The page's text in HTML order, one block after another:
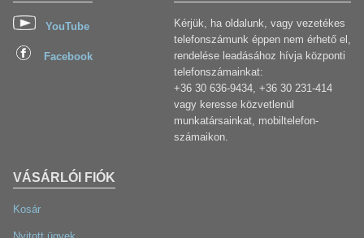
VÁSÁRLÓI FIÓK
Kosár
YouTube
Facebook
Kérjük, ha oldalunk, vagy vezetékes
telefonszámunk éppen nem érhető el,
rendelése leadásához hívja központi
telefonszámainkat:
+36 30 636-9434, +36 30 231-414
vagy keresse közvetlenül
munkatársainkat, mobiltelefon-
számaikon.